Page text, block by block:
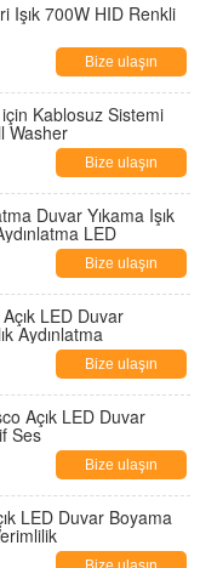
Işık 700W HID Renkli
Bize ulaşın
Kablosuz Sistemi
Washer
Bize ulaşın
Duvar Yıkama Işık
LED
Bize ulaşın
LED Duvar
Aydınlatma
Bize ulaşın
Açık LED Duvar
Ses
Bize ulaşın
LED Duvar Boyama